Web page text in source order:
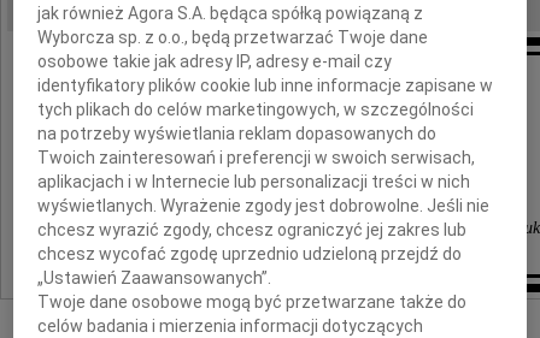
Drogi Leszku
gorąco współczujemy Ci i Twoim Bliskim
z powodu straty
Syna
Antonina Dębicka, Ludmiła Oniśko, Maria Struk
jak również Agora S.A. będąca spółką powiązaną z
Wyborcza sp. z o.o., będą przetwarzać Twoje dane
osobowe takie jak adresy IP, adresy e-mail czy
identyfikatory plików cookie lub inne informacje zapisane w
tych plikach do celów marketingowych, w szczególności
na potrzeby wyświetlania reklam dopasowanych do
Twoich zainteresowań i preferencji w swoich serwisach,
aplikacjach i w Internecie lub personalizacji treści w nich
wyświetlanych. Wyrażenie zgody jest dobrowolne. Jeśli nie
chcesz wyrazić zgody, chcesz ograniczyć jej zakres lub
chcesz wycofać zgodę uprzednio udzieloną przejdź do
„Ustawień Zaawansowanych”.
Twoje dane osobowe mogą być przetwarzane także do
celów badania i mierzenia informacji dotyczących